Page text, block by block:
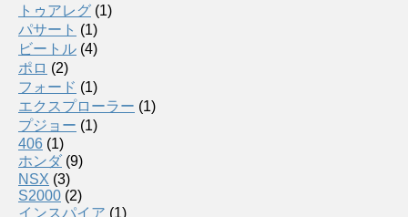
トゥアレグ (1)
パサート (1)
ビートル (4)
ポロ (2)
フォード (1)
エクスプローラー (1)
プジョー (1)
406 (1)
ホンダ (9)
NSX (3)
S2000 (2)
インスパイア (1)